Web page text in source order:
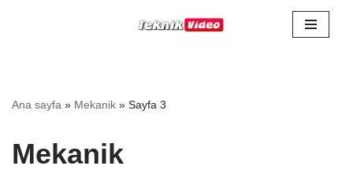
Ana sayfa » Mekanik » Sayfa 3
Mekanik